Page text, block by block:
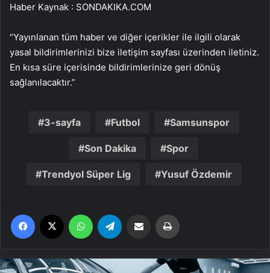
Haber Kaynak : SONDAKIKA.COM
“Yayınlanan tüm haber ve diğer içerikler ile ilgili olarak
yasal bildirimlerinizi bize iletişim sayfası üzerinden iletiniz.
En kısa süre içerisinde bildirimlerinize geri dönüş
sağlanılacaktır.”
3-sayfa Futbol Samsunspor
Son Dakika Spor
Trendyol Süper Lig Yusuf Özdemir
Facebook WhatsApp Email'den paylaş